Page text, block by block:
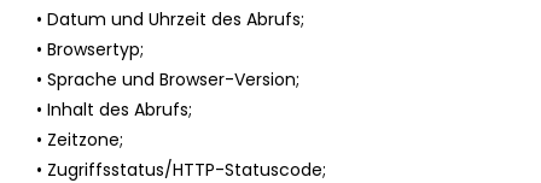
• Datum und Uhrzeit des Abrufs;
• Browsertyp;
• Sprache und Browser-Version;
• Inhalt des Abrufs;
• Zeitzone;
• Zugriffsstatus/HTTP-Statuscode;